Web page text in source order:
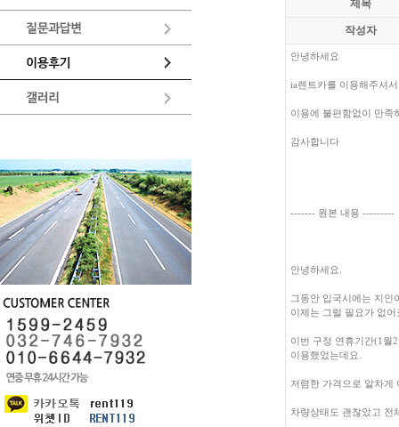
제목
작성자
안녕하세요
ia렌트카를 이용해주셔
이용에 불편함없이 만족
감사합니다
------- 원본 내용 ---------
안녕하세요.
그동안 입국시에는 지인
이제는 그럴 필요가 없어
이번 구정 연휴기간(1월
이용했었는데요.
저렴한 가격으로 알차게
차량상태도 괜찮았고 전